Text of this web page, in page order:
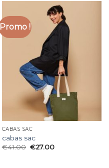
Promo !
CABAS SAC
cabas sac
€41.00 €27.00